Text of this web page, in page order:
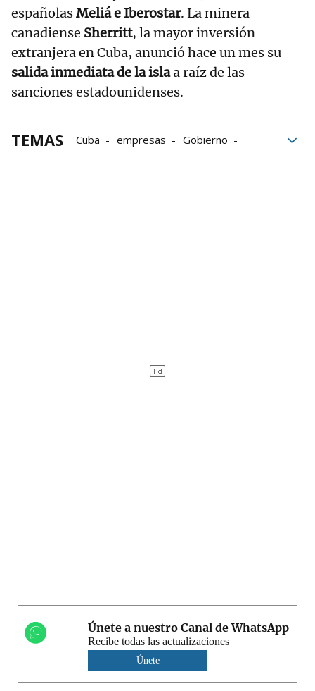
españolasMeliá e Iberostar. La minera
canadiense Sherritt, la mayor inversión
extranjera en Cuba, anunció hace un mes su
salida inmediata de la islaa raíz de las
sanciones estadounidenses.
TEMAS Cuba empresas
Gobierno
Únete a nuestro Canal de WhatsApp
Recibe todas las actualizaciones
Únete